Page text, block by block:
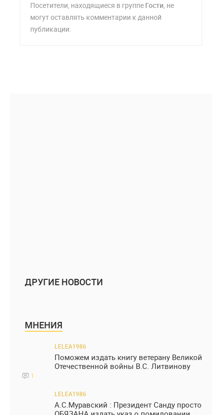
Посетители, находящиеся в группе Гости, не
могут оставлять комментарии к данной
публикации.
ДРУГИЕ НОВОСТИ
МНЕНИЯ
LELEA1986
Поможем издать книгу ветерану Великой
Отечественной войны В.С. Литвинову
1
LELEA1986
А.С.Муравский : Президент Санду просто